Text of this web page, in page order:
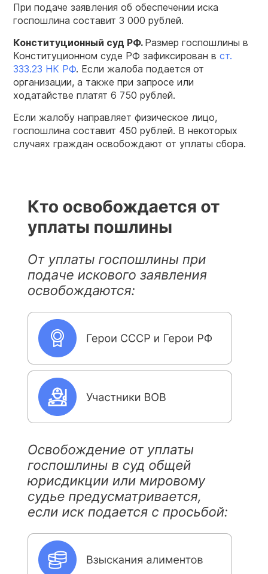
При подаче заявления об обеспечении иска
госпошлина составит 3 000 рублей.
Конституционный суд РФ. Размер госпошлины в
Конституционном суде РФ зафиксирован в ст.
333.23 НК РФ. Если жалоба подается от
организации, а также при запросе или
ходатайстве платят 6 750 рублей.
Если жалобу направляет физическое лицо,
госпошлина составит 450 рублей. В некоторых
случаях граждан освобождают от уплаты сбора.